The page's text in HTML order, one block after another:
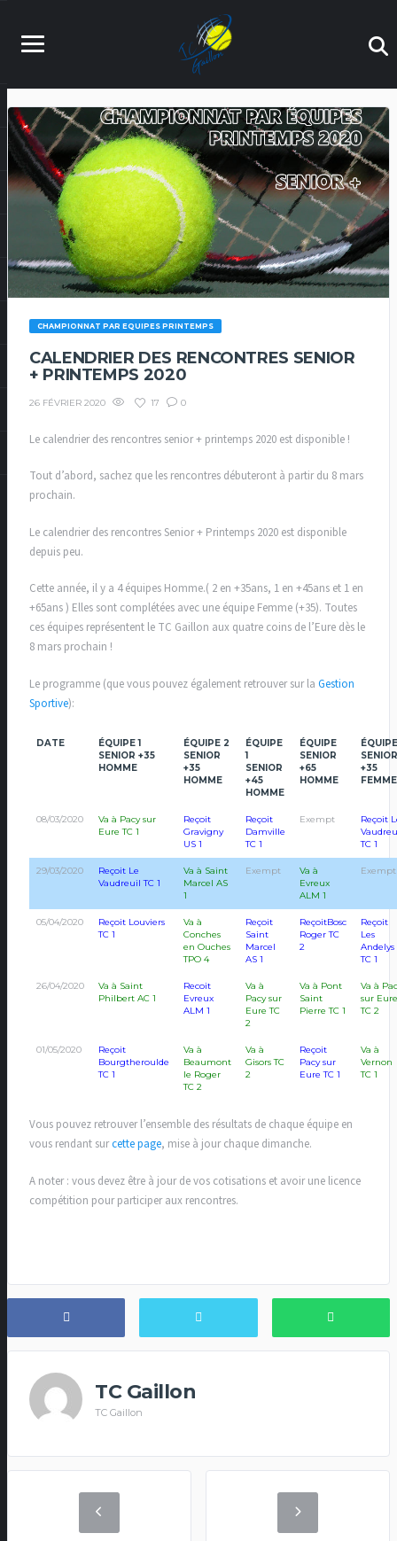
CHAMPIONNAT PAR EQUIPES PRINTEMPS
CALENDRIER DES RENCONTRES SENIOR
+ PRINTEMPS 2020
26 FÉVRIER 2020 17 0
Le calendrier des rencontres senior + printemps 2020 est disponible !
Tout d’abord, sachez que les rencontres débuteront à partir du 8 mars
prochain.
Le calendrier des rencontres Senior + Printemps 2020 est disponible
depuis peu.
Cette année, il y a 4 équipes Homme.( 2 en +35ans, 1 en +45ans et 1 en
+65ans ) Elles sont complétées avec une équipe Femme (+35). Toutes
ces équipes représentent le TC Gaillon aux quatre coins de l’Eure dès le
8 mars prochain !
Le programme (que vous pouvez également retrouver sur la Gestion
Sportive):
DATE
ÉQUIPE 1
SENIOR +35
HOMME
ÉQUIPE 2
SENIOR
+35
HOMME
ÉQUIPE
1
SENIOR
+45
HOMME
ÉQUIPE
SENIOR
+65
HOMME
SENIOR
+35
FEMME
08/03/2020
Va à Pacy sur
Eure TC 1
Reçoit
Gravigny
US 1
Reçoit
Damville
TC 1
Exempt
Reçoit
TC 1
29/03/2020
Reçoit Le
Vaudreuil TC 1
Va à Saint
Marcel AS
1
Exempt
Va à
Evreux
ALM 1
Exempt
05/04/2020
Reçoit Louviers
TC 1
Va à
Conches
en Ouches
TPO 4
Reçoit
Saint
Marcel
AS 1
ReçoitBosc
Roger TC
2
Reçoit
Les
Andelys
TC 1
26/04/2020
Va à Saint
Philbert AC 1
Recoit
Evreux
ALM 1
Va à
Pacy sur
Eure TC
2
Va à Pont
Saint
Pierre TC 1
Va à
sur Eure
TC 2
01/05/2020
Reçoit
Bourgtheroulde
TC 1
Va à
Beaumont
le Roger
TC 2
Va à
Gisors TC
2
Reçoit
Pacy sur
Eure TC 1
Va à
Vernon
TC 1
Vous pouvez retrouver l’ensemble des résultats de chaque équipe en
vous rendant surcette page, mise à jour chaque dimanche.
A noter : vous devez être à jour de vos cotisations et avoir une licence
compétition pour participer aux rencontres.
TC Gaillon
TC Gaillon